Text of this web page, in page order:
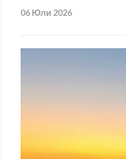
06 Юли 2026